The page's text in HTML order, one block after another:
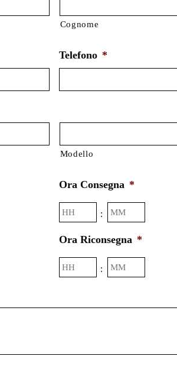
Cognome
Telefono *
Modello
Ora Consegna *
:
Ore Minuti
Ora Riconsegna *
:
Ore Minuti